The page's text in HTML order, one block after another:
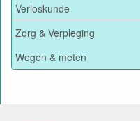
Verloskunde
Zorg & Verpleging
Wegen & meten